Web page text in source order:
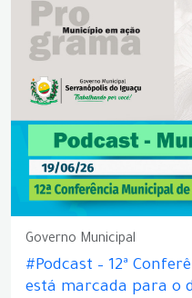
Governo Municipal
#Podcast – 12ª
está marcada para o